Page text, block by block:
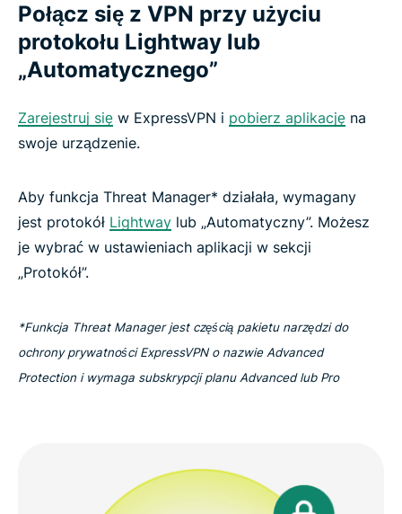
Połącz się z VPN przy użyciu
protokołu Lightway lub
„Automatycznego”
Zarejestruj się w ExpressVPN i pobierz aplikację na
swoje urządzenie.
Aby funkcja Threat Manager* działała, wymagany
jest protokół Lightway lub „Automatyczny”. Możesz
je wybrać w ustawieniach aplikacji w sekcji
„Protokół”.
*Funkcja Threat Manager jest częścią pakietu narzędzi do
ochrony prywatności ExpressVPN o nazwie Advanced
Protection i wymaga subskrypcji planu Advanced lub Pro